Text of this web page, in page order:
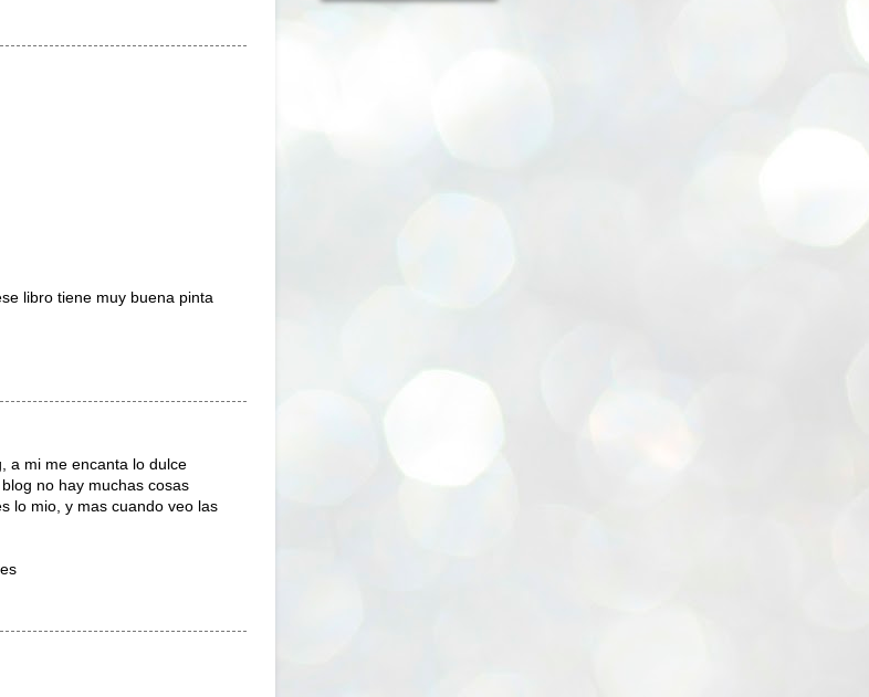
libro tiene muy buena pinta
a mi me encanta lo dulce
no hay muchas cosas
lo mio, y mas cuando veo las